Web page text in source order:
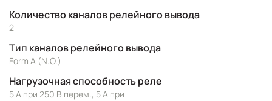
Количество каналов релейного вывода
2
Тип каналов релейного вывода
Form A (N.O.)
Нагрузочная способность реле
5 А при 250 В перем., 5 А при